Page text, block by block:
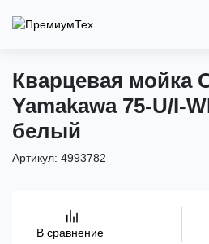
Кварцевая мойка
Yamakawa 75-U/I-
белый
Артикул: 4993782
В сравнение